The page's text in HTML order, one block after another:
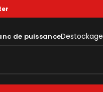
de puissanceDestockage